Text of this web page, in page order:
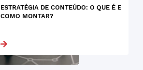
ESTRATÉGIA DE CONTEÚDO: O QUE É E
COMO MONTAR?